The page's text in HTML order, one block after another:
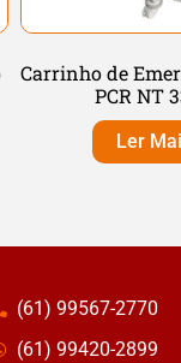
Carrinho de
PCR NT
Ler
(61) 99567-2770
(61) 99420-2899